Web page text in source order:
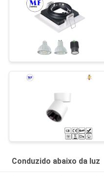
Conduzido abaixo da luz